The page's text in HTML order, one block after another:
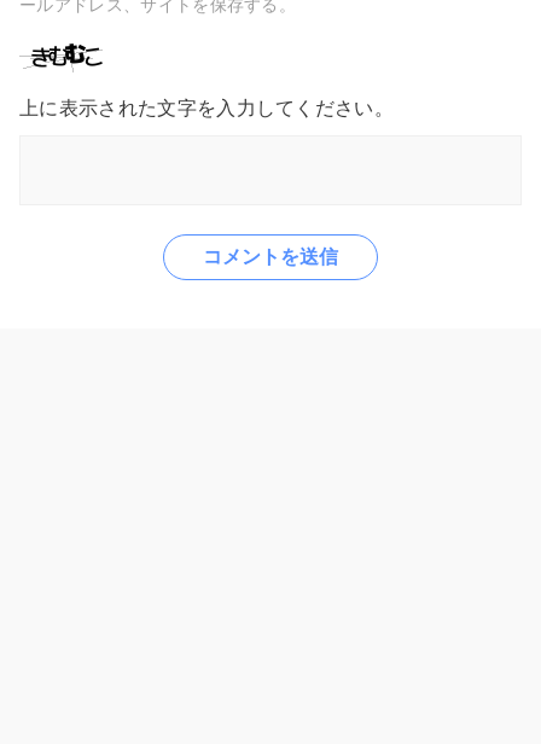
ールアドレス、サイトを保存する。
上に表示された文字を入力してください。